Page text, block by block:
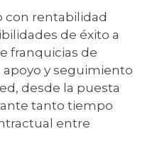
con rentabilidad
de éxito a
franquicias de
apoyo y seguimiento
desde la puesta
tanto tiempo
entre